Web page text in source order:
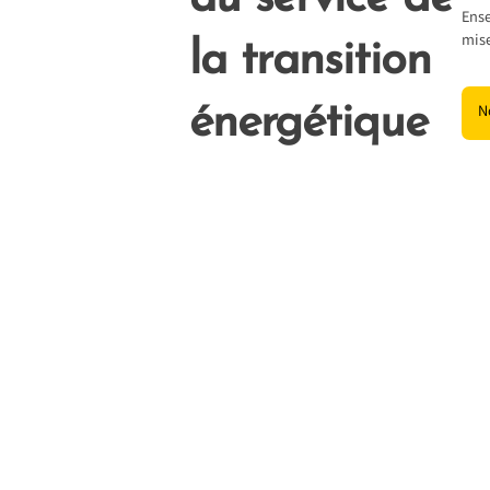
la transition
énergétique